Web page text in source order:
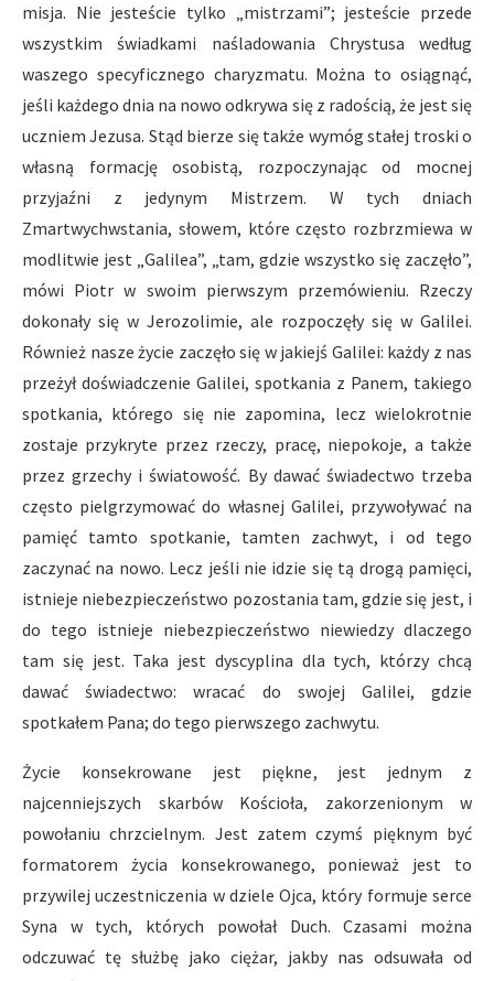
misja. Nie jesteście tylko „mistrzami”; jesteście przede
wszystkim świadkami naśladowania Chrystusa według
waszego specyficznego charyzmatu. Można to osiągnąć,
jeśli każdego dnia na nowo odkrywa się z radością, że jest się
uczniem Jezusa. Stąd bierze się także wymóg stałej troski o
własną formację osobistą, rozpoczynając od mocnej
przyjaźni z jedynym Mistrzem. W tych dniach
Zmartwychwstania, słowem, które często rozbrzmiewa w
modlitwie jest „Galilea”, „tam, gdzie wszystko się zaczęło”,
mówi Piotr w swoim pierwszym przemówieniu. Rzeczy
dokonały się w Jerozolimie, ale rozpoczęły się w Galilei.
Również nasze życie zaczęło się w jakiejś Galilei: każdy z nas
przeżył doświadczenie Galilei, spotkania z Panem, takiego
spotkania, którego się nie zapomina, lecz wielokrotnie
zostaje przykryte przez rzeczy, pracę, niepokoje, a także
przez grzechy i światowość. By dawać świadectwo trzeba
często pielgrzymować do własnej Galilei, przywoływać na
pamięć tamto spotkanie, tamten zachwyt, i od tego
zaczynać na nowo. Lecz jeśli nie idzie się tą drogą pamięci,
istnieje niebezpieczeństwo pozostania tam, gdzie się jest, i
do tego istnieje niebezpieczeństwo niewiedzy dlaczego
tam się jest. Taka jest dyscyplina dla tych, którzy chcą
dawać świadectwo: wracać do swojej Galilei, gdzie
spotkałem Pana; do tego pierwszego zachwytu.
Życie konsekrowane jest piękne, jest jednym z
najcenniejszych skarbów Kościoła, zakorzenionym w
powołaniu chrzcielnym. Jest zatem czymś pięknym być
formatorem życia konsekrowanego, ponieważ jest to
przywilej uczestniczenia w dziele Ojca, który formuje serce
Syna w tych, których powołał Duch. Czasami można
odczuwać tę służbę jako ciężar, jakby nas odsuwała od